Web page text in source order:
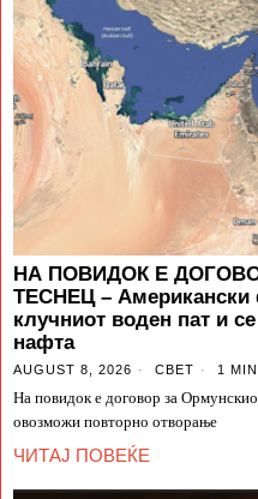
НА ПОВИДОК Е
ТЕСНЕЦ – Американски
клучниот воден пат и
нафта
AUGUST 8, 2026 СВЕТ 1
На повидок е договор за
овозможи повторно отворање
ЧИТАЈ ПОВЕЌЕ